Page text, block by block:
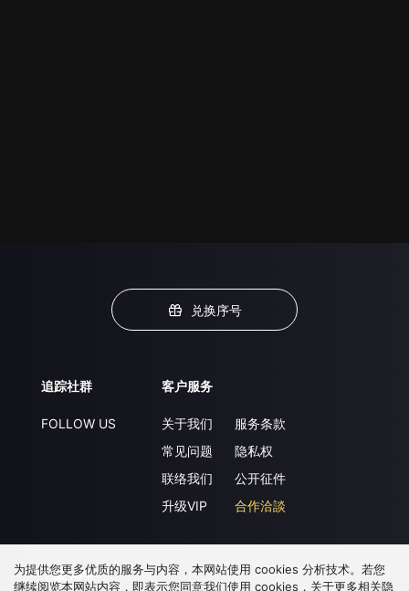
兑换序号
追踪社群
FOLLOW US
客户服务
关于我们
常见问题
联络我们
升级VIP
服务条款
隐私权
公开征件
合作洽談
下载 APP
为提供您更多优质的服务与内容，本网站使用 cookies 分析技术。若您
继续阅览本网站内容，即表示您同意我们使用 cookies，关于更多相关隐